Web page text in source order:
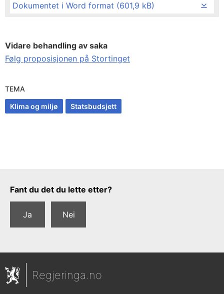
Dokumentet i Word format (601,9 kB)
Vidare behandling av saka
Følg proposisjonen på Stortinget
TEMA
Klima og miljø Statsbudsjett
Tilbakemeldingsskjema
Fant du det du lette etter?
Ja Nei
Regjeringa.no